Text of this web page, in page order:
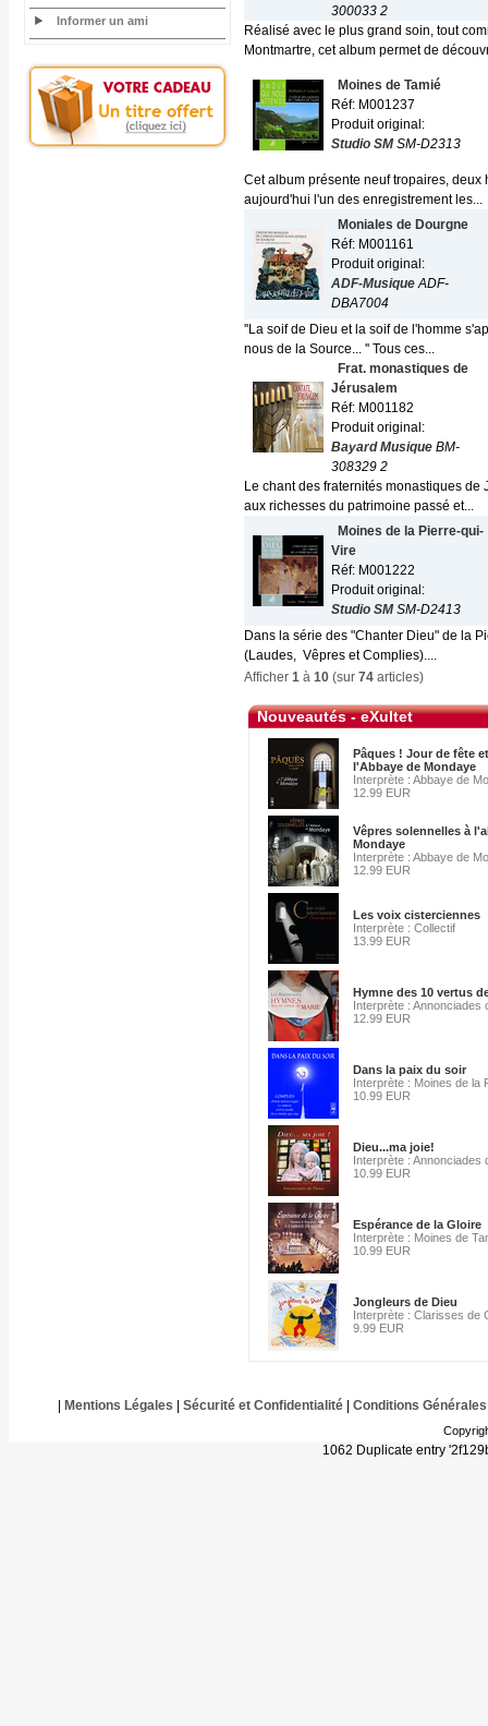
Informer un ami
300033 2
Réalisé avec le plus grand soin, tout
Montmartre, cet album permet de
Moines de Tamié
Réf: M001237
Produit original:
Studio SM SM-D2313
Cet album présente neuf tropaires, deux
aujourd'hui l'un des enregistrement les...
Moniales de Dourgne
Réf: M001161
Produit original:
ADF-MusiqueADF-
DBA7004
''La soif de Dieu et la soif de l'homme
nous de la Source... '' Tous ces...
Frat. monastiques de
Jérusalem
Réf: M001182
Produit original:
Bayard Musique BM-
308329 2
Le chant des fraternités monastiques
aux richesses du patrimoine passé et...
Moines de la Pierre-qui-
Vire
Réf: M001222
Produit original:
Studio SM SM-D2413
Dans la série des "Chanter Dieu" de la
(Laudes, Vêpres et Complies)....
Afficher 1 à 10 (sur 74 articles)
Nouveautés - eXultet
Pâques ! Jour de fête
l'Abbaye de Mondaye
Interprète : Abbaye de
12.99 EUR
Vêpres solennelles à
Mondaye
Interprète : Abbaye de
12.99 EUR
Les voix cisterciennes
Interprète : Collectif
13.99 EUR
Hymne des 10 vertus
Interprète : Annonciades
12.99 EUR
Dans la paix du soir
Interprète : Moines de la
10.99 EUR
Dieu...ma joie!
Interprète : Annonciades
10.99 EUR
Espérance de la Gloire
Interprète : Moines de
10.99 EUR
Jongleurs de Dieu
Interprète : Clarisses de
9.99 EUR
Mentions Légales Sécurité et Confidentialité| Conditions Générales
1062 Duplicate entry